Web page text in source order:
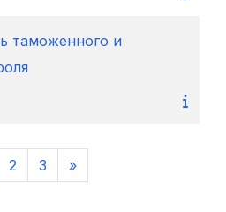
таможенного и
1
2Страница 2
3Страница 3
»Следующая